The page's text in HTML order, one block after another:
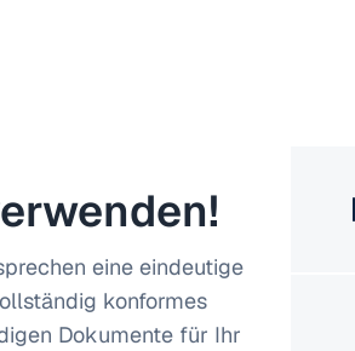
eine eindeutige
konformes
Dokumente für Ihr